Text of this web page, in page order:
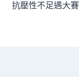
抗壓性不足遇大